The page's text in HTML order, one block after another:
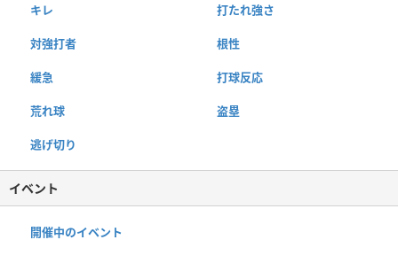
キレ 打たれ強さ
対強打者 根性
緩急 打球反応
荒れ球 盗塁
逃げ切り
イベント
開催中のイベント